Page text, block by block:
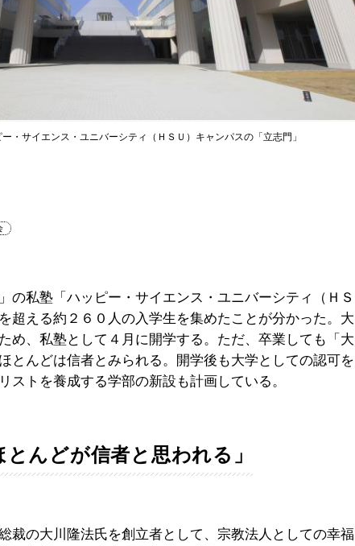
・サイエンス・ユニバーシティ（ＨＳＵ）キャンパスの「立志門」
の私塾「ハッピー・サイエンス・ユニバーシティ（ＨＳ
超える約２６０人の入学生を集めたことが分かった。大
め、私塾として４月に開学する。ただ、卒業しても「大
とんどは信者とみられる。開学後も大学としての認可を
ストを養成する学部の新設も計画している。
んどが信者と思われる」
裁の大川隆法氏を創立者として、宗教法人としての幸福